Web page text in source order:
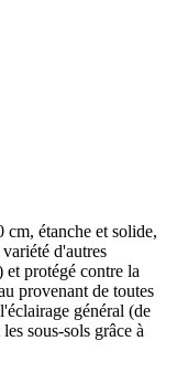
étanche et solide,
d'autres
protégé contre la
provenant de toutes
général (de
sous-sols grâce à